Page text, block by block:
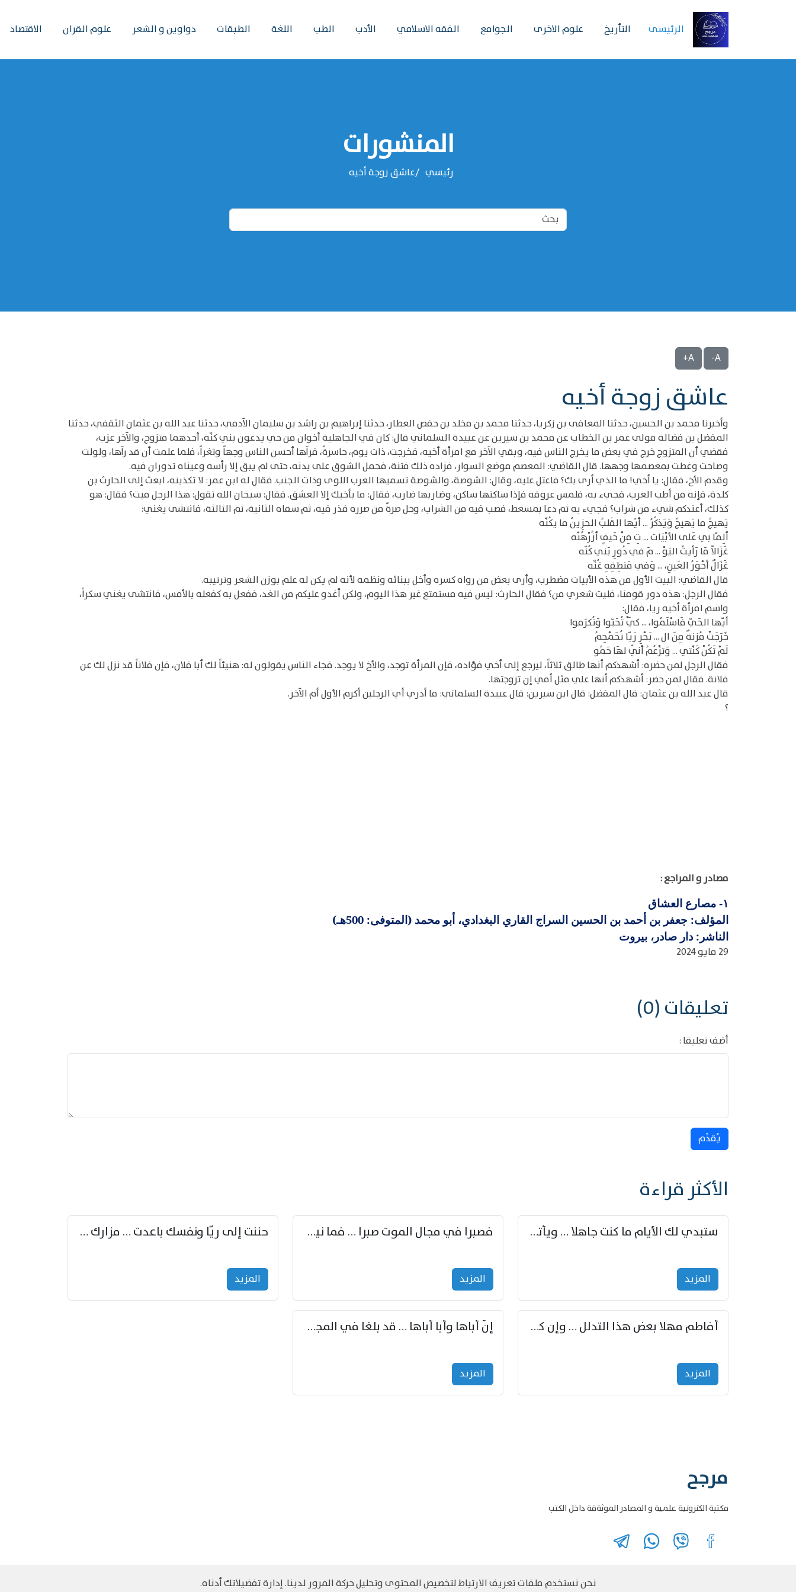
الرئیسی التأريخ علوم الاخرى الجوامع الفقه الاسلامي الأدب الطب اللغة الطبقات دواوين و الشعر علوم القران الاقتصاد
المنشورات
رئيسي عاشق زوجة أخيه
A-
A+
عاشق زوجة أخيه
وأخبرنا محمد بن الحسين، حدثنا المعافى بن زكريا، حدثنا محمد بن مخلد بن حفص العطار، حدثنا إبراهيم بن راشد بن سليمان الآدمي، حدثنا عبد الله بن عثمان الثقفي، حدثنا
المفضل بن فضالة مولى عمر بن الخطاب عن محمد بن سيرين عن عبيدة السلماني قال: كان في الجاهلية أخوان من حي يدعون بني كنّه، أحدهما متزوج، والآخر عزب،
فقضي أن المتزوج خرج في بعض ما يخرج الناس فيه، وبقي الآخر مع امرأة أخيه، فخرجت، ذات يوم، حاسرةً، فرآها أحسن الناس وجهاً وثغراً، فلما علمت أن قد رآها، ولولت
وصاحت وغطت بمعصمها وجهها. قال القاضي: المعصم موضع السوار، فزاده ذلك فتنة، فحمل الشوق على بدنه، حتى لم يبق إلا رأسه وعيناه تدوران فيه.
وقدم الأخ، فقال: يا أخي! ما الذي أرى بك؟ فاعتل عليه، وقال: الشوصة، والشوصة تسميها العرب اللوى وذات الجنب. فقال له ابن عمر: لا تكذبنه، ابعث إلى الحارث بن
كلدة، فإنه من أطب العرب، فجيء به، فلمس عروقه فإذا ساكنها ساكن، وضاربها ضارب، فقال: ما بأخيك إلا العشق. فقال: سبحان الله تقول: هذا الرجل ميت؟ فقال: هو
كذلك، أعندكم شيء من شراب؟ فجيء به ثم دعا بمسعط، فصب فيه من الشراب، وحل صرةً من صرره فذر فيه، ثم سقاه الثانية، ثم الثالثة، فانتشى يغني:
يَهيجُ ما يَهيجُ وَيَذكُرُ ... أيّها القَلبُ الحزِينُ ما يكُنّه
ألِمّا بي عَلى الأبْيَات ... تِ مِنْ خَيفٍ أزُرْهُنّه
غَزَالاً مَا رَأيتُ اليَوْ ... مَ في دُورِ بَني كُنّه
غَزَالٌ أحْوَرُ العَينِ، ... وَفي مَنطِقِهِ غُنّه
قال القاضي: البيت الأول من هذه الأبيات مضطرب، وأرى بعض من رواه كسره وأخل ببنائه ونظمه لأنه لم يكن له علم بوزن الشعر وترتيبه.
فقال الرجل: هذه دور قومنا، فليت شعري من؟ فقال الحارث: ليس فيه مستمتع غير هذا اليوم، ولكن أغدو عليكم من الغد، ففعل به كفعله بالأمس، فانتشى يغني سكراً،
واسم امرأة أخيه ريا، فقال:
أيّها الحَيّ فَاسْلَمُوا، ... كَيْ تُحَيَّوا وَتُكرَموا
خَرَجَتْ مُزنةٌ مِنَ ال ... بَحْرِ رَيّا تُحَمْحِمُ
لَمْ تَكُنْ كَنّتي ... وَتزْعُمُ أنّي لهَا حَمُو
فقال الرجل لمن حضره: أشهدكم أنها طالق ثلاثاً، ليرجع إلى أخي فؤاده، فإن المرأة توجد، والأخ لا يوجد. فجاء الناس يقولون له: هنيئاً لك أبا فلان، فإن فلاناً قد نزل لك عن
فلانة. فقال لمن حضر: أشهدكم أنها علي مثل أمي إن تزوجتها.
قال عبد الله بن عثمان: قال المفضل: قال ابن سيرين: قال عبيدة السلماني: ما أدري أي الرجلين أكرم الأول أم الآخر.
؟
مصادر و المراجع :
١-
مصارع العشاق
المؤلف: جعفر بن أحمد بن الحسين السراج القاري البغدادي، أبو محمد (المتوفى: 500هـ)
الناشر: دار صادر، بيروت
29 مايو 2024
تعليقات (0)
أضف تعليقا :
يُقدِّم
الأكثر قراءة
ستبدي لك الأيام ما كنت جاهلا … ويأتيك بالأخبار من لم تزوّد
المزید
فصبرا في مجال الموت صبرا … فما نيل الخلود بمستطاع
المزید
حننت إلى ريّا ونفسك باعدت … مزارك من ريّا وشعباكما معا
المزید
أفاطم مهلا بعض هذا التدلل … وإن كنت قد أزمعت صرمي فأجملي
المزید
إنّ أباها وأبا أباها … قد بلغا في المجد غايتاها
المزید
مرجح
مكتبة الكترونية علمية و المصادر الموثةقة داخل الكتب
©حقوق الطبع والنشر مرجح جميع الحقوق محفوظةسياسة و الخصوصية
نحن نستخدم ملفات تعريف الارتباط لتخصيص المحتوى وتحليل حركة المرور لدينا. إدارة تفضيلاتك أدناه.